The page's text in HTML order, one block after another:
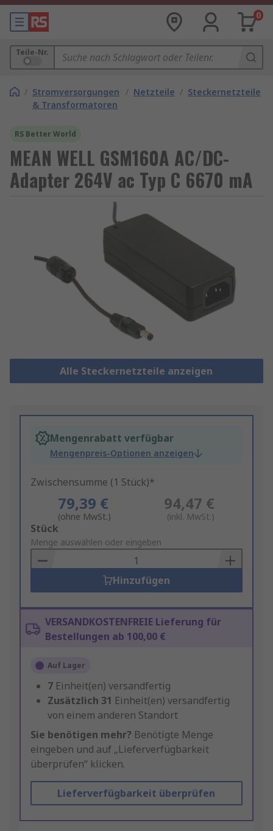
0
Teile-Nr.
/ Stromversorgungen
& Transformatoren
/ Netzteile / Steckernetzteile
RS Better World
MEAN WELL GSM160A AC/DC-
Adapter 264V ac Typ C 6670 mA
Alle Steckernetzteile anzeigen
Mengenrabatt verfügbar
Mengenpreis-Optionen anzeigen
Zwischensumme (1 Stück)*
79,39 €
(ohne MwSt.)
94,47 €
(inkl. MwSt.)
Add
to
Basket
Stück
Menge auswählen oder eingeben
Hinzufügen
VERSANDKOSTENFREIE Lieferung für
Bestellungen ab 100,00 €
Auf Lager
7 Einheit(en) versandfertig
Zusätzlich 31 Einheit(en) versandfertig
von einem anderen Standort
Sie benötigen mehr? Benötigte Menge
eingeben und auf „Lieferverfügbarkeit
überprüfen“ klicken.
Lieferverfügbarkeit überprüfen